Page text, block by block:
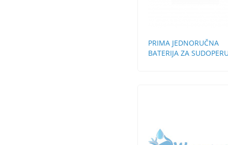
PRIMA JEDNORUČNA
BATERIJA ZA